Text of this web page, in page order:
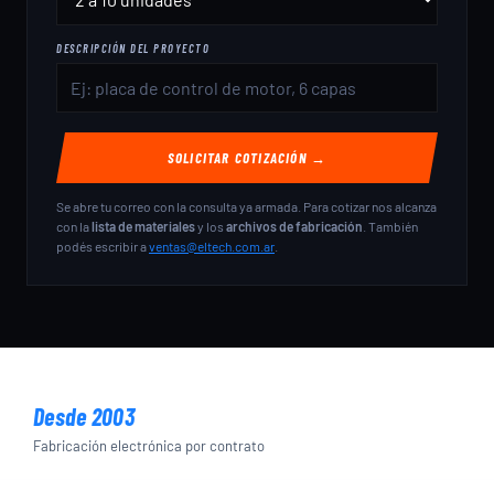
DESCRIPCIÓN DEL PROYECTO
SOLICITAR COTIZACIÓN →
Se abre tu correo con la consulta ya armada. Para cotizar nos alcanza
con lalista de materialesy los archivos de fabricación . También
podés escribir aventas@eltech.com.ar
Desde 2003
Fabricación electrónica por contrato